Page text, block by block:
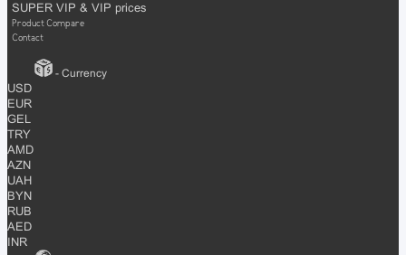
SUPER VIP & VIP prices
Product Compare
Contact
- Currency
USD
EUR
GEL
TRY
AMD
AZN
UAH
BYN
RUB
AED
INR